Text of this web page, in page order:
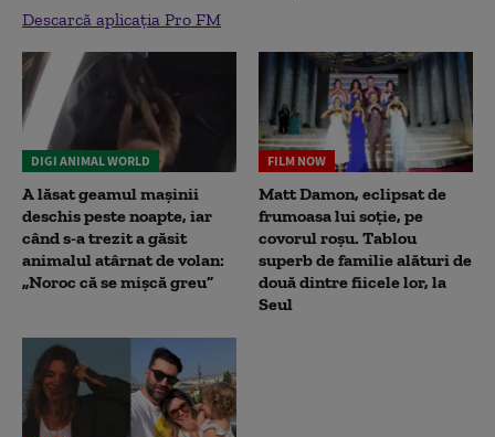
Descarcă aplicația Pro FM
DIGI ANIMAL WORLD
A lăsat geamul mașinii
deschis peste noapte, iar
când s-a trezit a găsit
animalul atârnat de volan:
„Noroc că se mișcă greu”
FILM NOW
Matt Damon, eclipsat de
frumoasa lui soție, pe
covorul roșu. Tablou
superb de familie alături de
două dintre fiicele lor, la
Seul